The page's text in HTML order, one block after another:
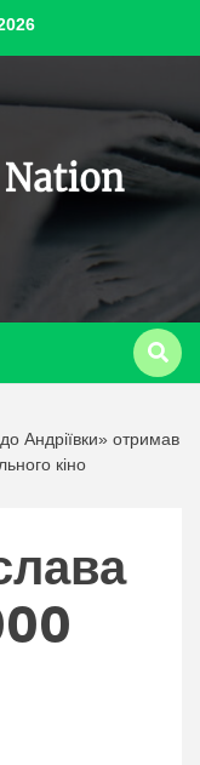
Андріївки» отримав
кіно